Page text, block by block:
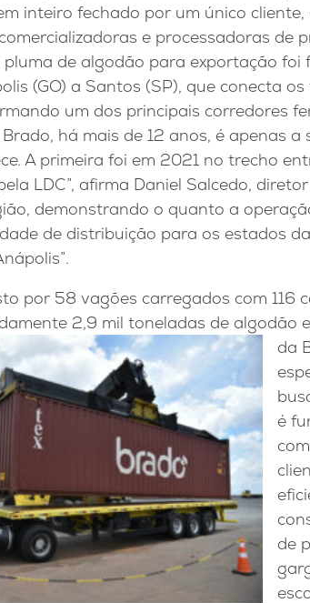
inteiro fechado por um único cliente,
e processadoras de
de algodão para exportação
(GO) a Santos (SP), que conecta
um dos principais corredores
há mais de 12 anos, é apenas a
A primeira foi em 2021 no trecho
LDC”, afirma Daniel Salcedo,
demonstrando o quanto a
de distribuição para os estados
por 58 vagões carregados com 116
2,9 mil toneladas de algodão
da
é
de